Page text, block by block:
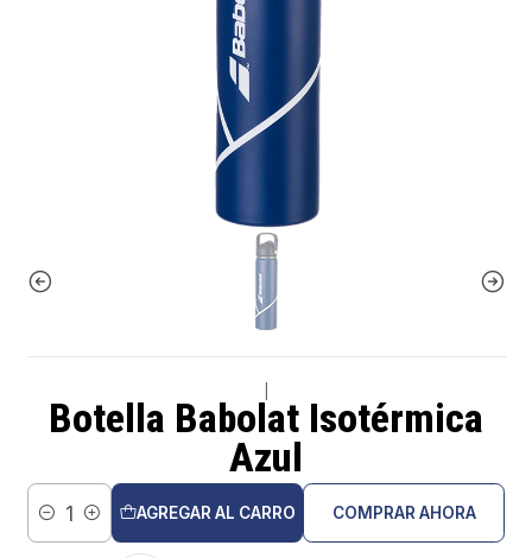
Botella Babolat Isotérmica
Azul
Cantidad
AGREGAR AL CARRO COMPRAR AHORA